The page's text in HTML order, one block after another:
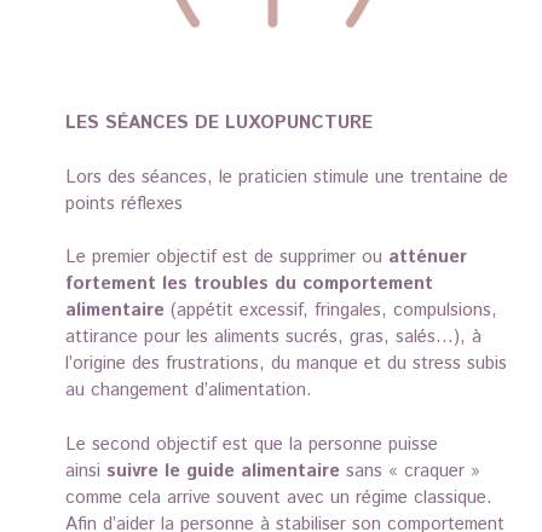
LES SÉANCES DE LUXOPUNCTURE
Lors des séances, le praticien stimule une trentaine de
points réflexes
Le premier objectif est de supprimer ou atténuer
fortement les troubles du comportement
alimentaire (appétit excessif, fringales, compulsions,
attirance pour les aliments sucrés, gras, salés…), à
l’origine des frustrations, du manque et du stress subis
au changement d’alimentation.
Le second objectif est que la personne puisse
ainsi suivre le guide alimentaire sans « craquer »
comme cela arrive souvent avec un régime classique.
Afin d’aider la personne à stabiliser son comportement